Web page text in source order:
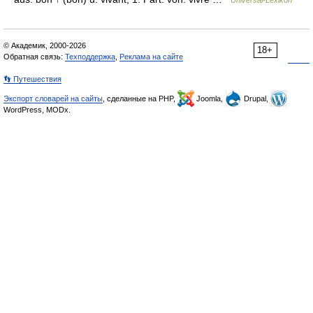
18+
© Академик, 2000-2026
Обратная связь: Техподдержка Реклама на сайте
👣 Путешествия
Экспорт словарей на сайты , сделанные на PHP, Joomla,
Drupal,
WordPress, MODx.